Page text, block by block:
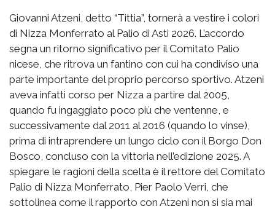
Giovanni Atzeni, detto “Tittia”, tornerà a vestire i colori
di Nizza Monferrato al Palio di Asti 2026. L’accordo
segna un ritorno significativo per il Comitato Palio
nicese, che ritrova un fantino con cui ha condiviso una
parte importante del proprio percorso sportivo. Atzeni
aveva infatti corso per Nizza a partire dal 2005,
quando fu ingaggiato poco più che ventenne, e
successivamente dal 2011 al 2016 (quando lo vinse),
prima di intraprendere un lungo ciclo con il Borgo Don
Bosco, concluso con la vittoria nell’edizione 2025. A
spiegare le ragioni della scelta è il rettore del Comitato
Palio di Nizza Monferrato, Pier Paolo Verri, che
sottolinea come il rapporto con Atzeni non si sia mai